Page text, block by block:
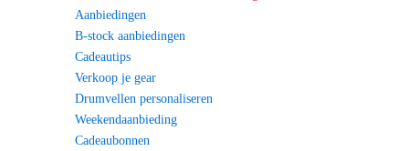
Aanbiedingen
B-stock aanbiedingen
Cadeautips
Verkoop je gear
Drumvellen personaliseren
Weekendaanbieding
Cadeaubonnen